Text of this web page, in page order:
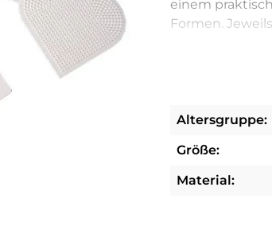
einem
Formen.
mit den
Das
bunten
können,
Altersgruppe:
Größe:
Material: